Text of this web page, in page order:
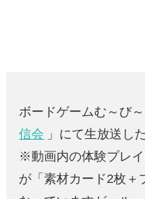
ボードゲームむ～び～
信会 」にて生放送し
※動画内の体験プレ
が「素材カード2枚＋